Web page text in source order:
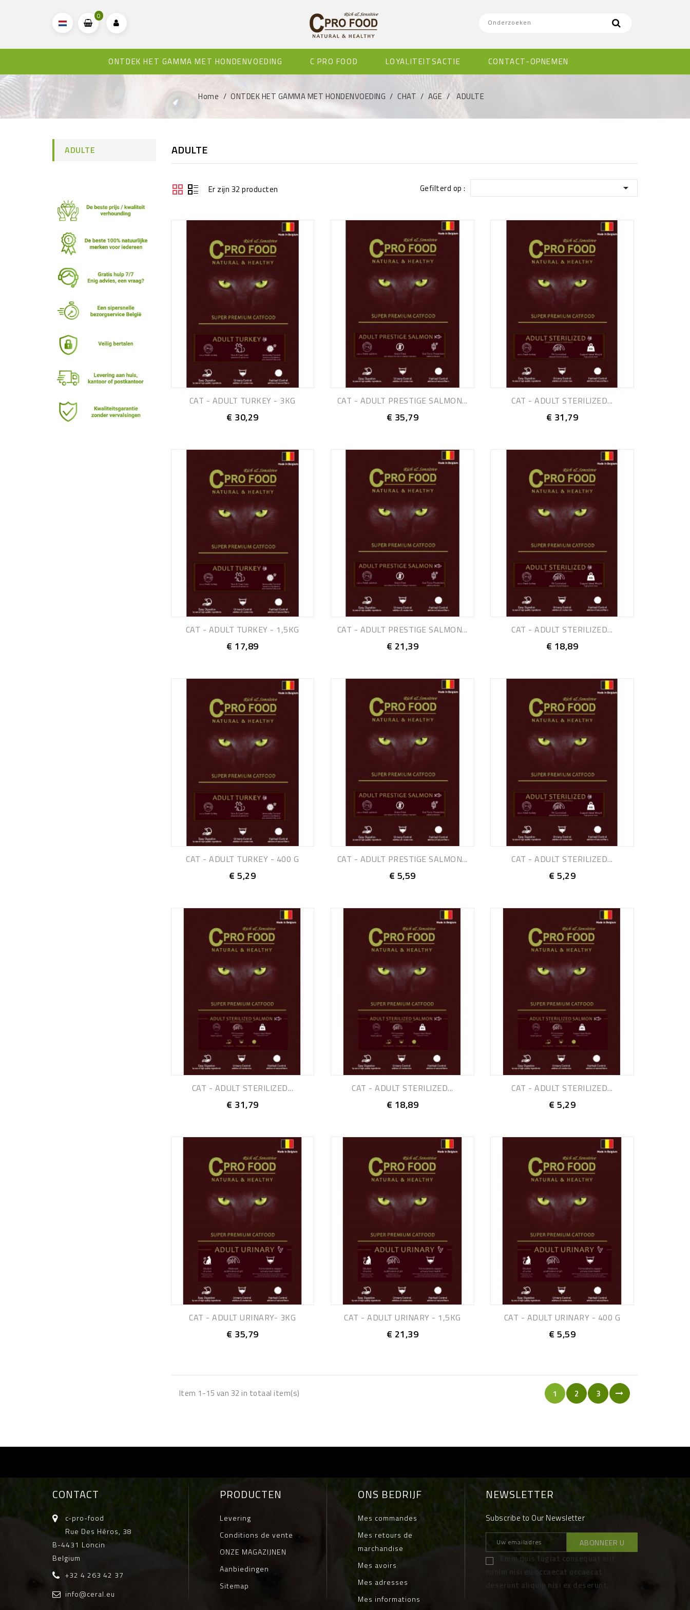
0
ONTDEK HET GAMMA MET HONDENVOEDING C PRO FOOD LOYALITEITSACTIE CONTACT-OPNEMEN
Home ONTDEK HET GAMMA MET HONDENVOEDING CHAT AGE ADULTE
ADULTE ADULTE
Er zijn 32 producten Gefilterd op : 
CAT - ADULT TURKEY - 3KG
€ 30,29
CAT - ADULT PRESTIGE SALMON...
€ 35,79
CAT - ADULT STERILIZED...
€ 31,79
CAT - ADULT TURKEY - 1,5KG
€ 17,89
CAT - ADULT PRESTIGE SALMON...
€ 21,39
CAT - ADULT STERILIZED...
€ 18,89
CAT - ADULT TURKEY - 400 G
€ 5,29
CAT - ADULT PRESTIGE SALMON...
€ 5,59
CAT - ADULT STERILIZED...
€ 5,29
CAT - ADULT STERILIZED...
€ 31,79
CAT - ADULT STERILIZED...
€ 18,89
CAT - ADULT STERILIZED...
€ 5,29
CAT - ADULT URINARY- 3KG
€ 35,79
CAT - ADULT URINARY - 1,5KG
€ 21,39
CAT - ADULT URINARY - 400 G
€ 5,59
Item 1-15 van 32 in totaal item(s) 1 2 3
CONTACT
c-pro-food
Rue Des Héros, 38
B-4431 Loncin
Belgium
+32 4 263 42 37
info@ceral.eu
PRODUCTEN
Levering
Conditions de vente
ONZE MAGAZIJNEN
Aanbiedingen
Sitemap
ONS BEDRIJF
Mes commandes
Mes retours de
marchandise
Mes avoirs
Mes adresses
Mes informations
NEWSLETTER
Subscribe to Our Newsletter
Enim quis fugiat consequat elit
minim nisi eu occaecat occaecat
deserunt aliquip nisi ex deserunt.